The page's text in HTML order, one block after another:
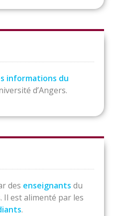
informations du
d’Angers.
des enseignants du
Il est alimenté par les
.